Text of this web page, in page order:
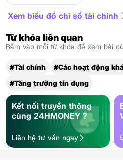
Xem biểu đồ chỉ số tài chính
Từ khóa liên quan
Bấm vào mỗi từ khóa để xem bài
#Tài chính
#Các hoạt động
#Tăng trưởng tín dụng
Kết nối truyền thông
cùng 24HMONEY ?
Liên hệ tư vấn ngay